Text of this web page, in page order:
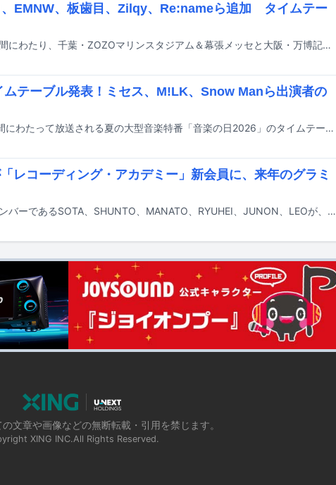
、EMNW、板歯目、Zilqy、Re:nameら追加 タイムテー
8月14日から16日までの3日間にわたり、千葉・ZOZOマリンスタジアム＆幕張メッセと大阪・万博記念公園で行われる音楽フェスティバル「SUMMER SONIC 2026」の追加出演アーティストが発表された。
ムテーブル発表！ミセス、M!LK、Snow Manら出演者の
明日7月18日にTBS系で8時間にわたって放送される夏の大型音楽特番「音楽の日2026」のタイムテーブルが発表された。
レコーディング・アカデミー」新会員に、来年のグラミ
SKY-HIおよびBE:FIRSTのメンバーであるSOTA、SHUNTO、MANATO、RYUHEI、JUNON、LEOが、音楽賞「グラミー賞」を主催する「レコーディング・アカデミー」の2026年新会員に選出された。
文章や画像などの無断転載・引用を禁じます。
XING INC.All Rights Reserved.